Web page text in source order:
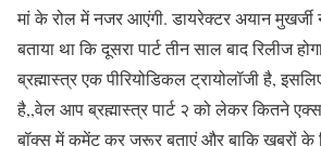
मां के रोल में नजर आएंगी. डायरेक्टर अयान मुखर्जी
बताया था कि दूसरा पार्ट तीन साल बाद रिलीज
ब्रह्मास्त्र एक पीरियोडिकल ट्रायोलॉजी है,
है,,वेल आप ब्रह्मास्त्र पार्ट २ को लेकर कितने
बॉक्स में कमेंट कर जरूर बताएं और बाकि खबरों के